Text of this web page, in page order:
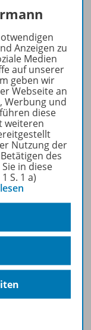
als
Version.
Archiv von
kostenlos
werden (nur
gleich zum
Anzeigen zu
Medien
auf unserer
geben wir
Webseite an
Werbung und
diese
weiteren
Nutzung der
des
in diese
S. 1 a)